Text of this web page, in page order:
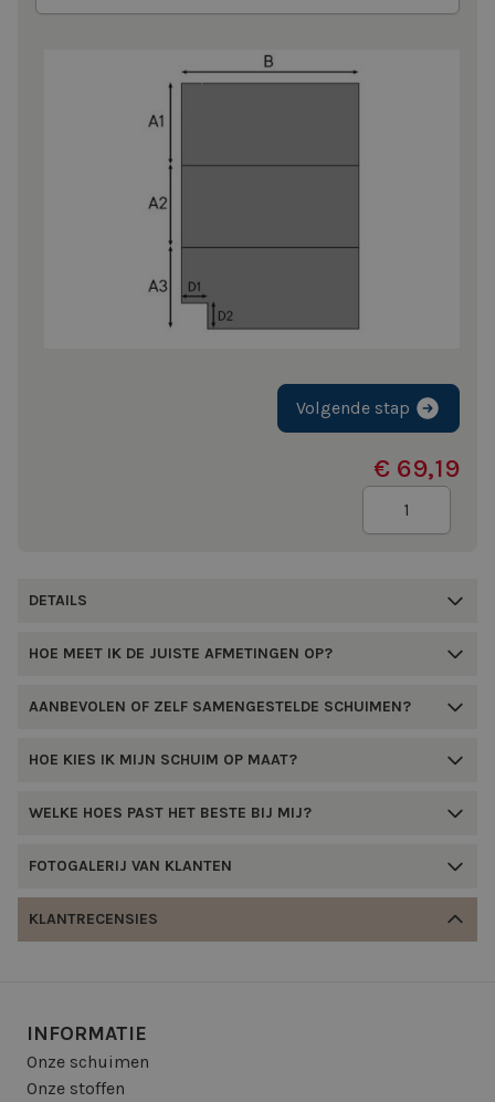
Volgende stap
€ 69,19
DETAILS
HOE MEET IK DE JUISTE AFMETINGEN OP?
AANBEVOLEN OF ZELF SAMENGESTELDE SCHUIMEN?
HOE KIES IK MIJN SCHUIM OP MAAT?
WELKE HOES PAST HET BESTE BIJ MIJ?
FOTOGALERIJ VAN KLANTEN
KLANTRECENSIES
INFORMATIE
Onze schuimen
Onze stoffen